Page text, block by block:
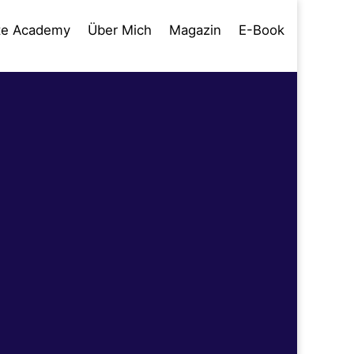
Academy Über Mich Magazin E-Book